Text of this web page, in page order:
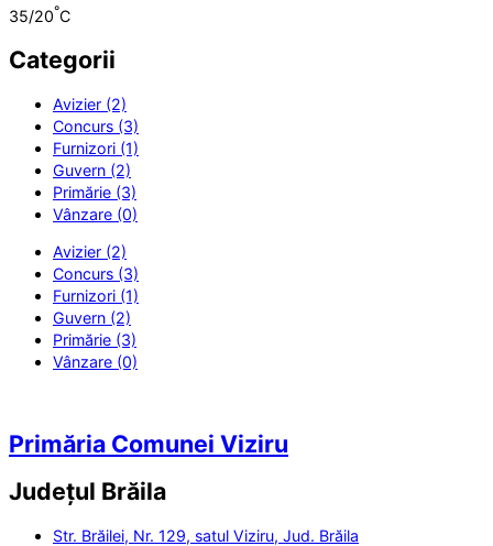
35/20°C
Categorii
Avizier (2)
Concurs (3)
Furnizori (1)
Guvern (2)
Primărie (3)
Vânzare (0)
Avizier (2)
Concurs (3)
Furnizori (1)
Guvern (2)
Primărie (3)
Vânzare (0)
Primăria Comunei Viziru
Județul Brăila
Str. Brăilei, Nr. 129, satul Viziru, Jud. Brăila